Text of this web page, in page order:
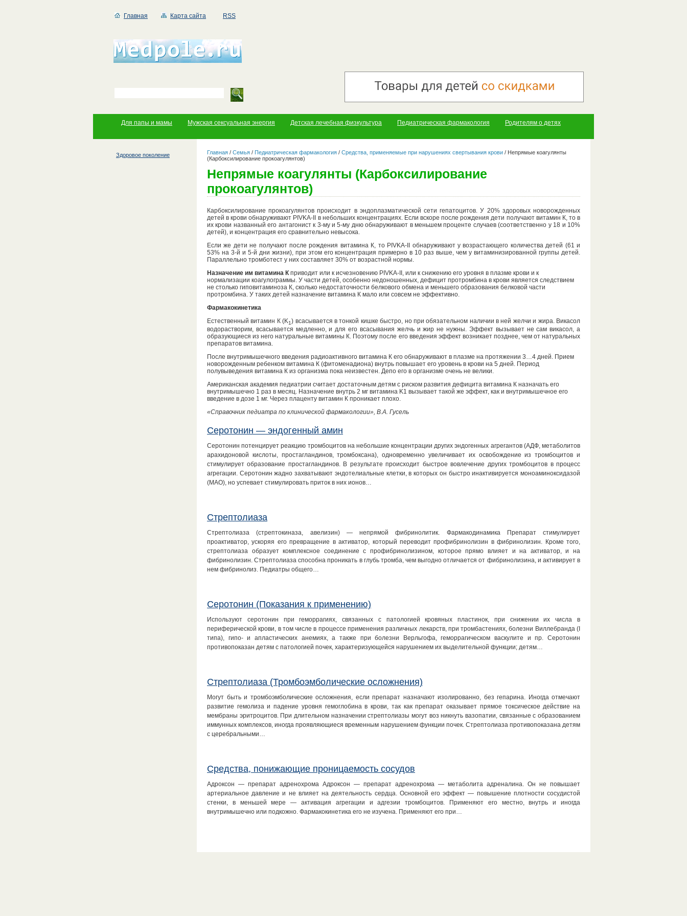
Главная Карта сайта RSS
Для папы и мамы Мужская сексуальная энергия Детская лечебная физкультура Педиатрическая фармакология Родителям о детях
Здоровое поколение Главная / Семья / Педиатрическая фармакология / Средства, применяемые при нарушениях свертывания крови / Непрямые коагулянты
(Карбоксилирование прокоагулянтов)
Непрямые коагулянты (Карбоксилирование
прокоагулянтов)
Карбоксилирование прокоагулянтов происходит в эндоплазматической сети гепатоцитов. У 20% здоровых новорожденных
детей в крови обнаруживают PIVKA-II в небольших концентрациях. Если вскоре после рождения дети получают витамин К, то в
их крови названный его антагонист к 3-му и 5-му дню обнаруживают в меньшем проценте случаев (соответственно у 18 и 10%
детей), и концентрация его сравнительно невысока.
Если же дети не получают после рождения витамина К, то PIVKA-II обнаруживают у возрастающего количества детей (61 и
53% на 3-й и 5-й дни жизни), при этом его концентрация примерно в 10 раз выше, чем у витаминизированной группы детей.
Параллельно тромботест у них составляет 30% от возрастной нормы.
Назначение им витамина К приводит или к исчезновению PIVKA-II, или к снижению его уровня в плазме крови и к
нормализации коагулограммы. У части детей, особенно недоношенных, дефицит протромбина в крови является следствием
не столько гиповитаминоза К, сколько недостаточности белкового обмена и меньшего образования белковой части
протромбина. У таких детей назначение витамина К мало или совсем не эффективно.
Фармакокинетика
Естественный витамин К (K1) всасывается в тонкой кишке быстро, но при обязательном наличии в ней желчи и жира. Викасол
водорастворим, всасывается медленно, и для его всасывания желчь и жир не нужны. Эффект вызывает не сам викасол, а
образующиеся из него натуральные витамины К. Поэтому после его введения эффект возникает позднее, чем от натуральных
препаратов витамина.
После внутримышечного введения радиоактивного витамина К его обнаруживают в плазме на протяжении 3…4 дней. Прием
новорожденным ребенком витамина К (фитоменадиона) внутрь повышает его уровень в крови на 5 дней. Период
полувыведения витамина К из организма пока неизвестен. Депо его в организме очень не велики.
Американская академия педиатрии считает достаточным детям с риском развития дефицита витамина К назначать его
внутримышечно 1 раз в месяц. Назначение внутрь 2 мг витамина K1 вызывает такой же эффект, как и внутримышечное его
введение в дозе 1 мг. Через плаценту витамин К проникает плохо.
«Справочник педиатра по клинической фармакологии», В.А. Гусель
Серотонин — эндогенный амин
Серотонин потенцирует реакцию тромбоцитов на небольшие концентрации других эндогенных агрегантов (АДФ, метаболитов
арахидоновой кислоты, простагландинов, тромбоксана), одновременно увеличивает их освобождение из тромбоцитов и
стимулирует образование простагландинов. В результате происходит быстрое вовлечение других тромбоцитов в процесс
агрегации. Серотонин жадно захватывают эндотелиальные клетки, в которых он быстро инактивируется моноаминоксидазой
(МАО), но успевает стимулировать приток в них ионов…
Стрептолиаза
Стрептолиаза (стрептокиназа, авелизин) — непрямой фибринолитик. Фармакодинамика Препарат стимулирует
проактиватор, ускоряя его превращение в активатор, который переводит профибринолизин в фибринолизин. Кроме того,
стрептолиаза образует комплексное соединение с профибринолизином, которое прямо влияет и на активатор, и на
фибринолизин. Стрептолиаза способна проникать в глубь тромба, чем выгодно отличается от фибринолизина, и активирует в
нем фибринолиз. Педиатры общего…
Серотонин (Показания к применению)
Используют серотонин при геморрагиях, связанных с патологией кровяных пластинок, при снижении их числа в
периферической крови, в том числе в процессе применения различных лекарств, при тромбастениях, болезни Виллебранда (I
типа), гипо- и апластических анемиях, а также при болезни Верльгофа, геморрагическом васкулите и пр. Серотонин
противопоказан детям с патологией почек, характеризующейся нарушением их выделительной функции; детям…
Стрептолиаза (Тромбоэмболические осложнения)
Могут быть и тромбоэмболические осложнения, если препарат назначают изолированно, без гепарина. Иногда отмечают
развитие гемолиза и падение уровня гемоглобина в крови, так как препарат оказывает прямое токсическое действие на
мембраны эритроцитов. При длительном назначении стрептолиазы могут воз никнуть вазопатии, связанные с образованием
иммунных комплексов, иногда проявляющиеся временным нарушением функции почек. Стрептолиаза противопоказана детям
с церебральными…
Средства, понижающие проницаемость сосудов
Адроксон — препарат адренохрома Адроксон — препарат адренохрома — метаболита адреналина. Он не повышает
артериальное давление и не влияет на деятельность сердца. Основной его эффект — повышение плотности сосудистой
стенки, в меньшей мере — активация агрегации и адгезии тромбоцитов. Применяют его местно, внутрь и иногда
внутримышечно или подкожно. Фармакокинетика его не изучена. Применяют его при…